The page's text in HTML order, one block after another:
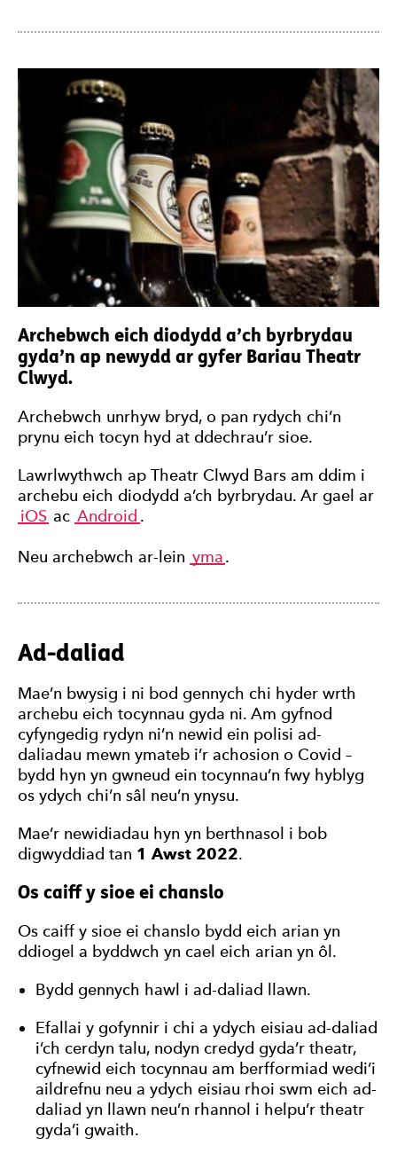
Archebwch eich diodydd a’ch byrbrydau
gyda’n ap newydd ar gyfer Bariau Theatr
Clwyd.
Archebwch unrhyw bryd, o pan rydych chi’n
prynu eich tocyn hyd at ddechrau’r sioe.
Lawrlwythwch ap Theatr Clwyd Bars am ddim i
archebu eich diodydd a’ch byrbrydau. Ar gael ar
iOS ac Android .
Neu archebwch ar-lein yma.
Ad-daliad
Mae’n bwysig i ni bod gennych chi hyder wrth
archebu eich tocynnau gyda ni. Am gyfnod
cyfyngedig rydyn ni’n newid ein polisi ad-
daliadau mewn ymateb i’r achosion o Covid –
bydd hyn yn gwneud ein tocynnau’n fwy hyblyg
os ydych chi’n sâl neu’n ynysu.
Mae’r newidiadau hyn yn berthnasol i bob
digwyddiad tan 1 Awst 2022.
Os caiff y sioe ei chanslo
Os caiff y sioe ei chanslo bydd eich arian yn
ddiogel a byddwch yn cael eich arian yn ôl.
Bydd gennych hawl i ad-daliad llawn.
Efallai y gofynnir i chi a ydych eisiau ad-daliad
i’ch cerdyn talu, nodyn credyd gyda’r theatr,
cyfnewid eich tocynnau am berfformiad wedi’i
aildrefnu neu a ydych eisiau rhoi swm eich ad-
daliad yn llawn neu’n rhannol i helpu’r theatr
gyda’i gwaith.